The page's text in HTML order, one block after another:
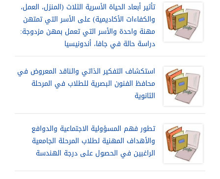
تأثير أبعاد الحياة الأسرية الثلاث (المنزل، العمل،
والكفاءات الأكاديمية) على الأسر التي تمتهن
مهنة واحدة والأسر التي تعمل بمهن مزدوجة:
دراسة حالة في جافا، أندونيسيا
استكشاف التفكير الذاتي والناقد المعروض في
محافظ الفنون البصرية للطلاب في المرحلة
الثانوية
تطور فهم المسؤولية الاجتماعية والدوافع
والأهداف المهنية لطلاب المرحلة الجامعية
الراغبين في الحصول على درجة الهندسة